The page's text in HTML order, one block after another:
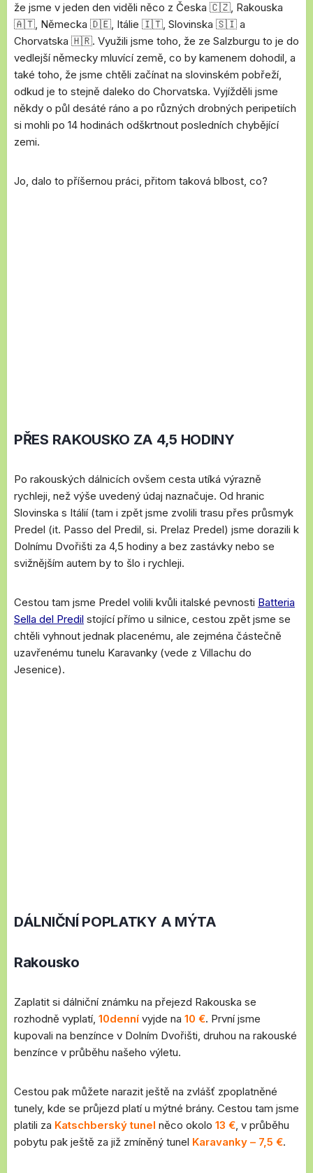
že jsme v jeden den viděli něco z Česka 🇨🇿, Rakouska
🇦🇹, Německa 🇩🇪, Itálie 🇮🇹, Slovinska 🇸🇮 a
Chorvatska 🇭🇷. Využili jsme toho, že ze Salzburgu to je do
vedlejší německy mluvící země, co by kamenem dohodil, a
také toho, že jsme chtěli začínat na slovinském pobřeží,
odkud je to stejně daleko do Chorvatska. Vyjížděli jsme
někdy o půl desáté ráno a po různých drobných peripetiích
si mohli po 14 hodinách odškrtnout posledních chybějící
zemi.
Jo, dalo to příšernou práci, přitom taková blbost, co?
PŘES RAKOUSKO ZA 4,5 HODINY
Po rakouských dálnicích ovšem cesta utíká výrazně
rychleji, než výše uvedený údaj naznačuje. Od hranic
Slovinska s Itálií (tam i zpět jsme zvolili trasu přes průsmyk
Predel (it. Passo del Predil, si. Prelaz Predel) jsme dorazili k
Dolnímu Dvořišti za 4,5 hodiny a bez zastávky nebo se
svižnějším autem by to šlo i rychleji.
Cestou tam jsme Predel volili kvůli italské pevnosti Batteria
Sella del Predil stojící přímo u silnice, cestou zpět jsme se
chtěli vyhnout jednak placenému, ale zejména částečně
uzavřenému tunelu Karavanky (vede z Villachu do
Jesenice).
DÁLNIČNÍ POPLATKY A MÝTA
Rakousko
Zaplatit si dálniční známku na přejezd Rakouska se
rozhodně vyplatí, 10denní vyjde na 10 €. První jsme
kupovali na benzínce v Dolním Dvořišti, druhou na rakouské
benzínce v průběhu našeho výletu.
Cestou pak můžete narazit ještě na zvlášť zpoplatněné
tunely, kde se průjezd platí u mýtné brány. Cestou tam jsme
platili za Katschberský tunel něco okolo 13 €, v průběhu
pobytu pak ještě za již zmíněný tunel Karavanky – 7,5 €.